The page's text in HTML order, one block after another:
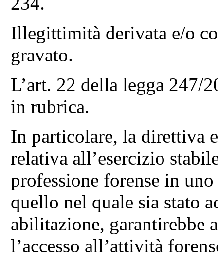
Illegittimità derivata e/o
gravato.
L’art. 22 della legga 247/
in rubrica.
In particolare, la direttiva
relativa all’esercizio
professione forense in
quello nel quale sia stato
abilitazione, garantirebbe
l’accesso all’attività